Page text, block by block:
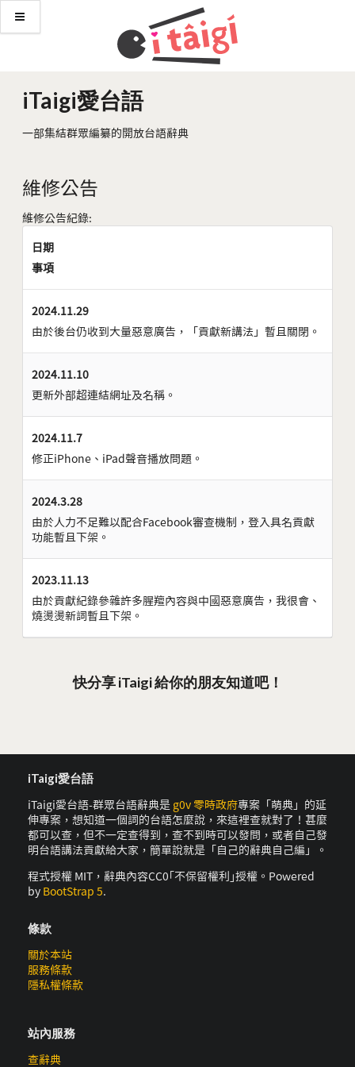
iTaigi愛台語
一部集結群眾編纂的開放台語辭典
維修公告
維修公告紀錄:
日期
事項
2024.11.29
由於後台仍收到大量惡意廣告，「貢獻新講法」暫且關閉。
2024.11.10
更新外部超連結網址及名稱。
2024.11.7
修正iPhone、iPad聲音播放問題。
2024.3.28
由於人力不足難以配合Facebook審查機制，登入具名貢獻
功能暫且下架。
2023.11.13
由於貢獻紀錄參雜許多腥羶內容與中國惡意廣告，我很會、
燒燙燙新詞暫且下架。
快分享 iTaigi 給你的朋友知道吧！
iTaigi愛台語
iTaigi愛台語-群眾台語辭典是 g0v 零時政府專案「萌典」的延
伸專案，想知道一個詞的台語怎麼說，來這裡查就對了！甚麼
都可以查，但不一定查得到，查不到時可以發問，或者自己發
明台語講法貢獻給大家，簡單說就是「自己的辭典自己編」。
程式授權 MIT，辭典內容CC0｢不保留權利｣授權。Powered
by BootStrap 5.
條款
關於本站
服務條款
隱私權條款
站內服務
查辭典